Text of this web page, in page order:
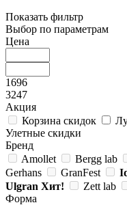
Показать фильтр
Выбор по параметрам
Цена
1696
3247
Акция
Корзина скидок
Улетные скидки
Бренд
Amollet
Bergg lab
Gerhans
GranFest
Ulgran Хит! Zett lab
Форма